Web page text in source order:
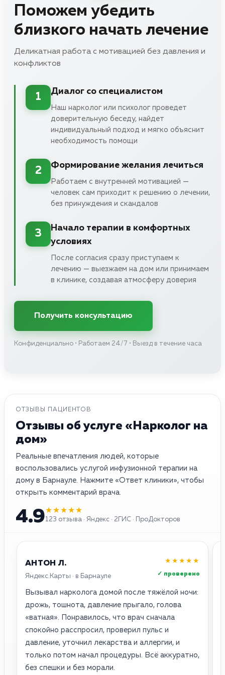
Поможем убедить
близкого начать лечение
Деликатная работа с мотивацией без давления и
конфликтов
1
Диалог со специалистом
Наш нарколог или психолог проведет
доверительную беседу, найдет
индивидуальный подход и мягко объяснит
необходимость помощи
2
Формирование желания лечиться
Работаем с внутренней мотивацией —
человек сам приходит к решению о лечении,
без принуждения и скандалов
3
Начало терапии в комфортных
условиях
После согласия сразу приступаем к
лечению — выезжаем на дом или принимаем
в клинике, создавая атмосферу доверия
Получить консультацию
Конфиденциально • Работаем 24/7 • Выезд в течение часа
ОТЗЫВЫ ПАЦИЕНТОВ
Отзывы об услуге «Нарколог на
дом»
Реальные впечатления людей, которые
воспользовались услугой инфузионной терапии на
дому в Барнауле. Нажмите «Ответ клиники», чтобы
открыть комментарий врача.
4.9★★★★★
123 отзыва · Яндекс · 2ГИС · ПроДокторов
АНТОН Л.
Яндекс.Карты · в Барнауле
★★★★★
✓ проверено
Вызывал нарколога домой после тяжёлой ночи:
дрожь, тошнота, давление прыгало, голова
«ватная». Понравилось, что врач сначала
спокойно расспросил, проверил пульс и
давление, уточнил лекарства и аллергии, и
только потом начал процедуры. Всё аккуратно,
без спешки и без морали.